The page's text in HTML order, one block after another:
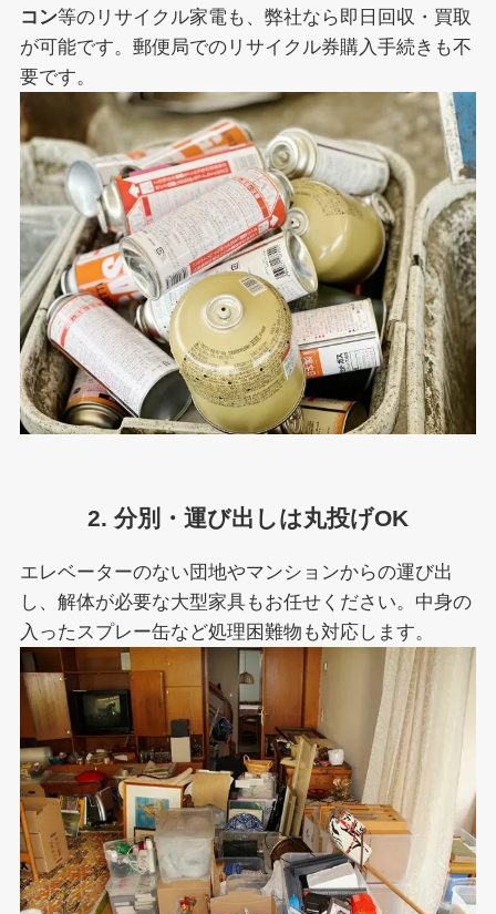
コン等のリサイクル家電も、弊社なら即日回収・買取
が可能です。郵便局でのリサイクル券購入手続きも不
要です。
2. 分別・運び出しは丸投げOK
エレベーターのない団地やマンションからの運び出
し、解体が必要な大型家具もお任せください。中身の
入ったスプレー缶など処理困難物も対応します。